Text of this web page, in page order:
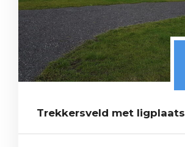
Trekkersveld met ligplaats